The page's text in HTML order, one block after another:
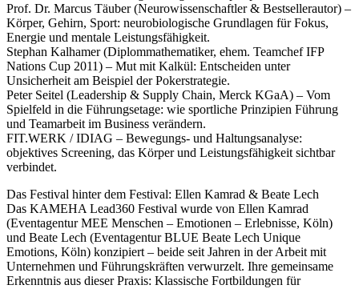
Prof. Dr. Marcus Täuber (Neurowissenschaftler & Bestsellerautor) –
Körper, Gehirn, Sport: neurobiologische Grundlagen für Fokus,
Energie und mentale Leistungsfähigkeit.
Stephan Kalhamer (Diplommathematiker, ehem. Teamchef IFP
Nations Cup 2011) – Mut mit Kalkül: Entscheiden unter
Unsicherheit am Beispiel der Pokerstrategie.
Peter Seitel (Leadership & Supply Chain, Merck KGaA) – Vom
Spielfeld in die Führungsetage: wie sportliche Prinzipien Führung
und Teamarbeit im Business verändern.
FIT.WERK / IDIAG – Bewegungs- und Haltungsanalyse:
objektives Screening, das Körper und Leistungsfähigkeit sichtbar
verbindet.
Das Festival hinter dem Festival: Ellen Kamrad & Beate Lech
Das KAMEHA Lead360 Festival wurde von Ellen Kamrad
(Eventagentur MEE Menschen – Emotionen – Erlebnisse, Köln)
und Beate Lech (Eventagentur BLUE Beate Lech Unique
Emotions, Köln) konzipiert – beide seit Jahren in der Arbeit mit
Unternehmen und Führungskräften verwurzelt. Ihre gemeinsame
Erkenntnis aus dieser Praxis: Klassische Fortbildungen für